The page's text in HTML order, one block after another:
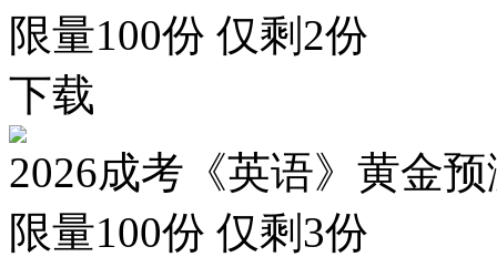
限量100份 仅剩 2份
下载
2026成考《英语》黄金
限量100份 仅剩 3份